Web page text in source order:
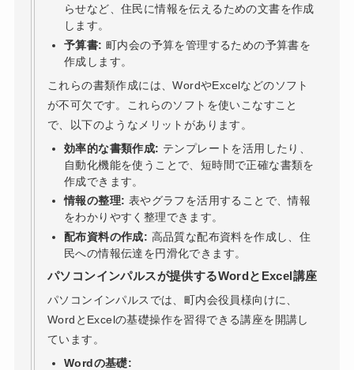
らせなど、住民に情報を伝えるための文書を作成
します。
予算書: 町内会の予算を管理するための予算書を
作成します。
これらの書類作成には、WordやExcelなどのソフト
が不可欠です。これらのソフトを使いこなすこと
で、以下のようなメリットがあります。
効率的な書類作成: テンプレートを活用したり、
自動化機能を使うことで、短時間で正確な書類を
作成できます。
情報の整理: 表やグラフを活用することで、情報
をわかりやすく整理できます。
配布資料の作成: 高品質な配布資料を作成し、住
民への情報伝達を円滑化できます。
パソコンインパルスが提供するWordとExcel講座
パソコンインパルスでは、町内会役員様向けに、
WordとExcelの基礎操作を習得できる講座を開講し
ています。
Wordの基礎: